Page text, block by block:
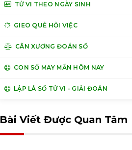
TỬ VI THEO NGÀY SINH
GIEO QUẺ HỎI VIỆC
CÂN XƯƠNG ĐOÁN SỐ
CON SỐ MAY MẮN HÔM NAY
LẬP LÁ SỐ TỬ VI - GIẢI ĐOÁN
Bài Viết Được Quan Tâm